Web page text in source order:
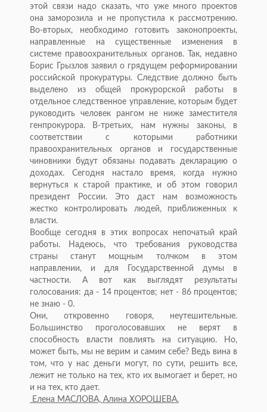
этой связи надо сказать, что уже много проектов
она заморозила и не пропустила к рассмотрению.
Во-вторых, необходимо готовить законопроекты,
направленные на существенные изменения в
системе правоохранительных органов. Так, недавно
Борис Грызлов заявил о грядущем реформировании
российской прокуратуры. Следствие должно быть
выделено из общей прокурорской работы в
отдельное следственное управление, которым будет
руководить человек рангом не ниже заместителя
генпрокурора. В-третьих, нам нужны законы, в
соответствии с которыми работники
правоохранительных органов и государственные
чиновники будут обязаны подавать декларацию о
доходах. Сегодня настало время, когда нужно
вернуться к старой практике, и об этом говорил
президент России. Это даст нам возможность
жестко контролировать людей, приближенных к
власти.
Вообще сегодня в этих вопросах непочатый край
работы. Надеюсь, что требования руководства
страны станут мощным толчком в этом
направлении, и для Государственной думы в
частности. А вот как выглядят результаты
голосования: да - 14 процентов; нет - 86 процентов;
не знаю - 0.
Они, откровенно говоря, неутешительные.
Большинство проголосовавших не верят в
способность власти повлиять на ситуацию. Но,
может быть, мы не верим и самим себе? Ведь вина в
том, что у нас деньги могут, по сути, решить все,
лежит не только на тех, кто их вымогает и берет, но
и на тех, кто дает.
Елена МАСЛОВА, Алина ХОРОШЕВА.